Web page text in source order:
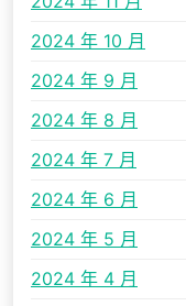
2024 年 10 月
2024 年 9 月
2024 年 8 月
2024 年 7 月
2024 年 6 月
2024 年 5 月
2024 年 4 月